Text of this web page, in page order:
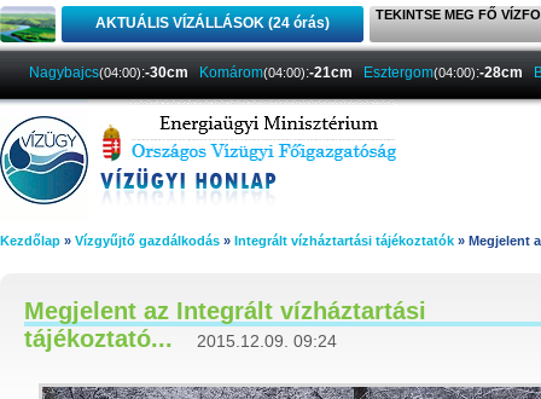
AKTUÁLIS VÍZÁLLÁSOK (24 órás) TEKINTSE MEG FŐ
Nagybajcs(04:00):-30cm Komárom(04:00):-21cm Esztergom(04:00):-28cm
Kezdőlap » Vízgyűjtő gazdálkodás » Integrált vízháztartási tájékoztatók » Megjelent
Megjelent az Integrált vízháztartási
tájékoztató...
2015.12.09. 09:24